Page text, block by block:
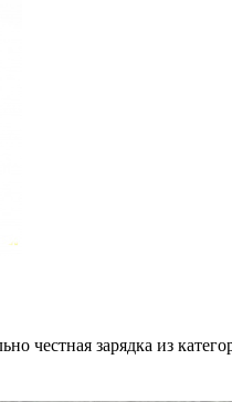
честная зарядка из